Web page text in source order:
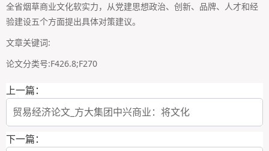
全省烟草商业文化软实力，从党建思想政治、创新、品牌、人才和经
验建设五个方面提出具体对策建议。
文章关键词:
论文分类号:F426.8;F270
上一篇：
贸易经济论文_方大集团中兴商业：将文化
下一篇：